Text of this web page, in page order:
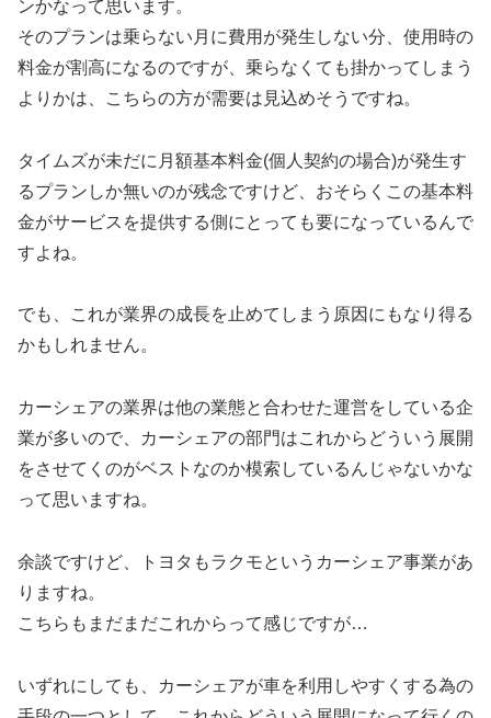
ンかなって思います。
そのプランは乗らない月に費用が発生しない分、使用時の
料金が割高になるのですが、乗らなくても掛かってしまう
よりかは、こちらの方が需要は見込めそうですね。
タイムズが未だに月額基本料金(個人契約の場合)が発生す
るプランしか無いのが残念ですけど、おそらくこの基本料
金がサービスを提供する側にとっても要になっているんで
すよね。
でも、これが業界の成長を止めてしまう原因にもなり得る
かもしれません。
カーシェアの業界は他の業態と合わせた運営をしている企
業が多いので、カーシェアの部門はこれからどういう展開
をさせてくのがベストなのか模索しているんじゃないかな
って思いますね。
余談ですけど、トヨタもラクモというカーシェア事業があ
りますね。
こちらもまだまだこれからって感じですが…
いずれにしても、カーシェアが車を利用しやすくする為の